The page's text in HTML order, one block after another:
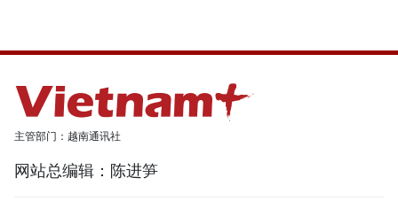
主管部门：越南通讯社
网站总编辑：陈进笋